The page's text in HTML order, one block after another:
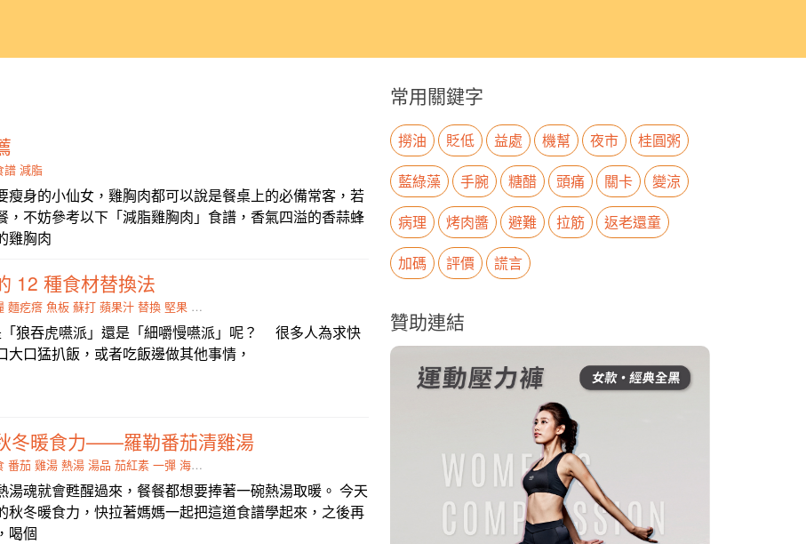
譜 減脂
瘦身的小仙女，雞胸肉都可以說是餐桌上的必備常客，若
，不妨參考以下「減脂雞胸肉」食譜，香氣四溢的香蒜蜂
雞胸肉
12 種食材替換法
麵疙瘩 魚板 蘇打 蘋果汁 替換 堅果 大口
狼吞虎嚥派」還是「細嚼慢嚥派」呢？ 很多人為求快
大口猛扒飯，或者吃飯邊做其他事情，
冬暖食力——羅勒番茄清雞湯
番茄 雞湯 熱湯 湯品 茄紅素 一彈 海芽
湯魂就會甦醒過來，餐餐都想要捧著一碗熱湯取暖。 今天
秋冬暖食力，快拉著媽媽一起把這道食譜學起來，之後再
喝個
常用關鍵字
撈油 貶低 益處 機幫 夜市
桂圓粥
藍綠藻
手腕 糖醋 頭痛 關卡
變涼
病理
烤肉醬 避難 拉筋
返老還童
加碼
評價 謊言
贊助連結